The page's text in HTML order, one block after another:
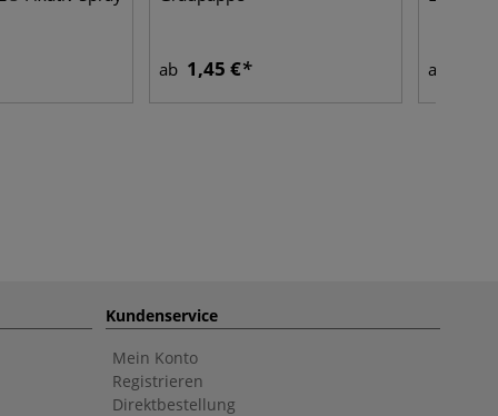
ab 1,45 € ab
Kundenservice
Mein Konto
Registrieren
Direktbestellung